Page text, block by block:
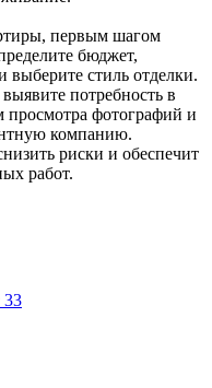
первым шагом
бюджет,
выберите стиль отделки.
потребность в
просмотра фотографий и
компанию.
риски и обеспечит
работ.
33